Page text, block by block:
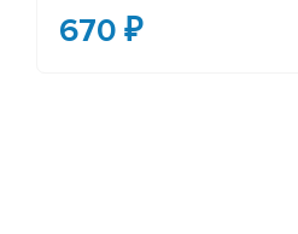
670 ₽